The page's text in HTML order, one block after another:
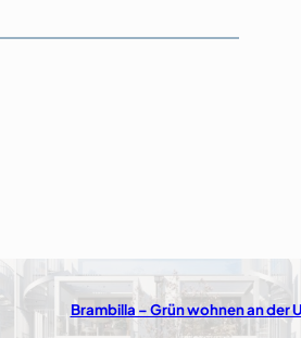
Brambilla – Grün wohnen an der